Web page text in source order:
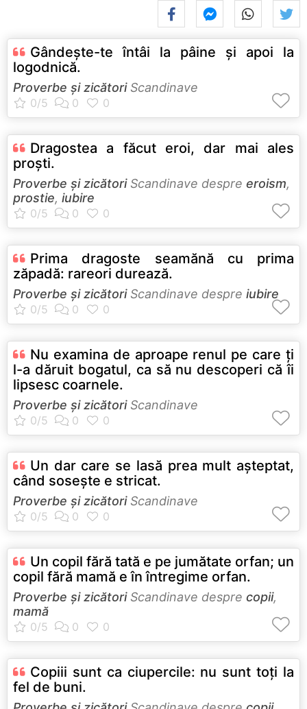
Gândeşte-te întâi la pâine şi apoi la
logodnică.
Proverbe și zicătoriScandinave
Dragostea a făcut eroi, dar mai ales
proşti.
Proverbe și zicătoriScandinave despre eroism,
prostie, iubire
Prima dragoste seamănă cu prima
zăpadă: rareori durează.
Proverbe și zicătoriScandinave despre iubire
Nu examina de aproape renul pe care ţi
l-a dăruit bogatul, ca să nu descoperi că îi
lipsesc coarnele.
Proverbe și zicătoriScandinave
Un dar care se lasă prea mult aşteptat,
când soseşte e stricat.
Proverbe și zicătoriScandinave
Un copil fără tată e pe jumătate orfan; un
copil fără mamă e în întregime orfan.
Proverbe și zicătoriScandinave despre copii,
mamă
Copiii sunt ca ciupercile: nu sunt toţi la
fel de buni.